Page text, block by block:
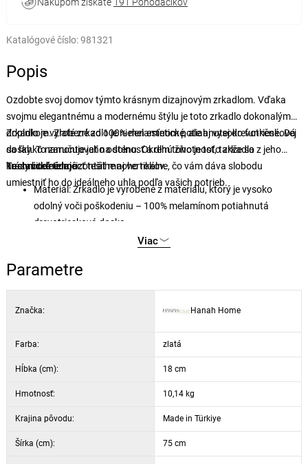
Katalógové číslo:981321
Popis
Ozdobte svoj domov týmto krásnym dizajnovým zrkadlom. Vďaka
svojmu elegantnému a modernému štýlu je toto zrkadlo dokonalým
doplnkom. Zlaté zrkadlo je nielen estetické, ale aj vysoko funkčné. Dá
sa ľahko namontovať na stenu. Okrem toho je toto zrkadlo
nastaviteľné horizontálne aj vertikálne, čo vám dáva slobodu
umiestniť ho do ideálneho uhla podľa vašich potrieb.
Zrkadlo je vyrobené zo 100% melamínom potiahnutej drevotrieskovej
dosky. To zaručuje jeho odolnosť a dlhú životnosť, takže sa z jeho
krásy budete môcť tešiť mnoho rokov.
Technické údaje:
Materiál: Zrkadlo je vyrobené z materiálu, ktorý je vysoko
odolný voči poškodeniu – 100% melamínom potiahnutá
drevotriesková doska
Výška: 55 cm
Farba: zlatá
Možnosť montáže na stenu
Viac
Parametre
Značka: Hanah Home
Farba: zlatá
Hĺbka (cm): 18 cm
Hmotnosť: 10,14 kg
Krajina pôvodu: Made in Türkiye
Šírka (cm): 75 cm